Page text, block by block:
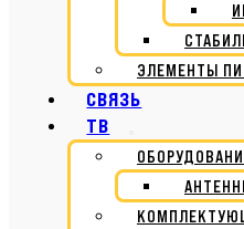
ЭЛЕМЕНТЫ
СВЯЗЬ
ТВ